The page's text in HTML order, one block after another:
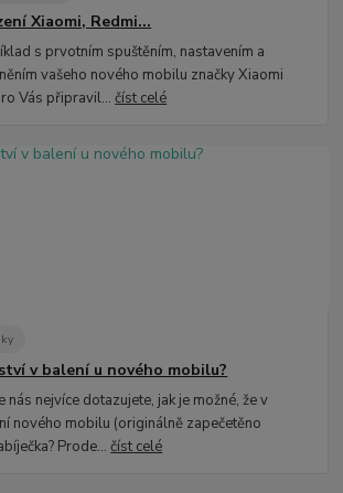
Xiaomi, Redmi...
s prvotním spuštěním, nastavením a
vašeho nového mobilu značky Xiaomi
Vás připravil...číst celé
v balení u nového mobilu?
nejvíce dotazujete, jak je možné, že v
nového mobilu (originálně zapečetěno
Prode...číst celé